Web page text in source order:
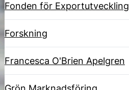
Fonden för Exportutveckling
Forskning
Francesca O'Brien Apelgren